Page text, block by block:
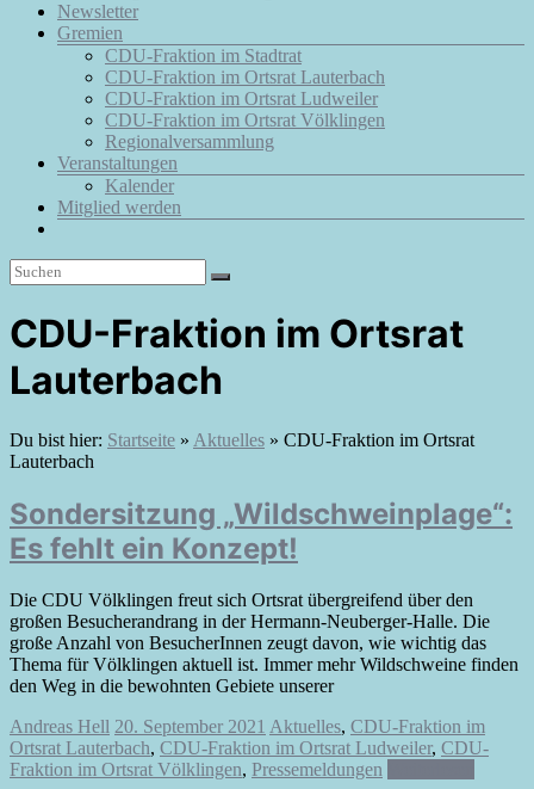
Newsletter
Gremien
CDU-Fraktion im Stadtrat
CDU-Fraktion im Ortsrat Lauterbach
CDU-Fraktion im Ortsrat Ludweiler
CDU-Fraktion im Ortsrat Völklingen
Regionalversammlung
Veranstaltungen
Kalender
Mitglied werden
CDU-Fraktion im Ortsrat
Lauterbach
Du bist hier: Startseite » Aktuelles » CDU-Fraktion im Ortsrat
Lauterbach
Sondersitzung „Wildschweinplage“:
Es fehlt ein Konzept!
Die CDU Völklingen freut sich Ortsrat übergreifend über den
großen Besucherandrang in der Hermann-Neuberger-Halle. Die
große Anzahl von BesucherInnen zeugt davon, wie wichtig das
Thema für Völklingen aktuell ist. Immer mehr Wildschweine finden
den Weg in die bewohnten Gebiete unserer
Andreas Hell 20. September 2021 Aktuelles, CDU-Fraktion im
Ortsrat Lauterbach, CDU-Fraktion im Ortsrat Ludweiler, CDU-
Fraktion im Ortsrat Völklingen, Pressemeldungen